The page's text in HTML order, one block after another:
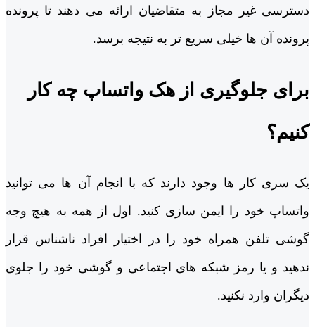
دسترسی غیر مجاز به متقاضیان ارائه می ‌دهند تا پرونده
پرونده آن ها خیلی سریع ‌تر به نتیجه برسد.
برای جلوگیری از هک واتساپ چه کار
کنیم؟
یک سری کار ها وجود دارند که با انجام آن ها می ‌توانید
واتساپ خود را ایمن سازی کنید. اول از همه به هیچ وجه
گوشی تلفن همراه خود را در اختیار افراد ناشناس قرار
ندهید و یا رمز شبکه ‌های اجتماعی و گوشی خود را جلوی
دیگران وارد نکنید.